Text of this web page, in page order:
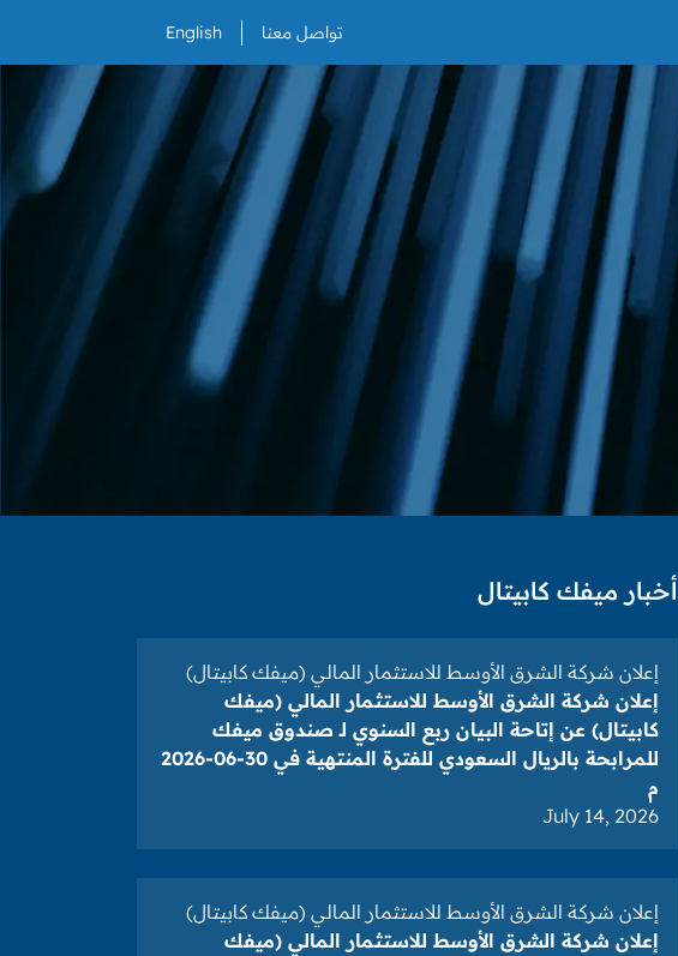
تواصل معنا English
أخبار ميفك كابيتال
إعلان شركة الشرق الأوسط للاستثمار المالي (ميفك كابيتال)
إعلان شركة الشرق الأوسط للاستثمار المالي (ميفك
كابيتال) عن إتاحة البيان ربع السنوي لـ صندوق ميفك
للمرابحة بالريال السعودي للفترة المنتهية في 30-06-2026
م
July 14, 2026
إعلان شركة الشرق الأوسط للاستثمار المالي (ميفك كابيتال)
إعلان شركة الشرق الأوسط للاستثمار المالي (ميفك